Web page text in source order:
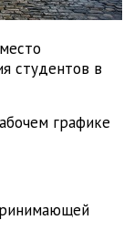
студентов в
графике